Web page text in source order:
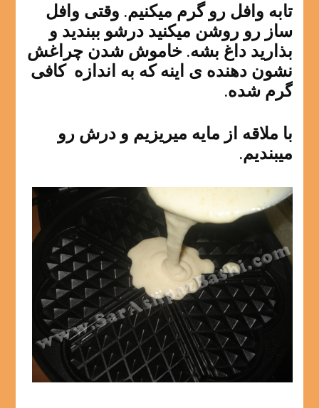
تابه وافل رو گرم میکنیم. وقتی وافل
ساز رو روشن میکنید درشو ببندید و
بذارید داغ بشه. خاموش شدن چراغش
نشون دهنده ی اینه که به اندازه کافی
گرم شده.
با ملاقه از مایه میریزیم و درش رو
میبندیم.